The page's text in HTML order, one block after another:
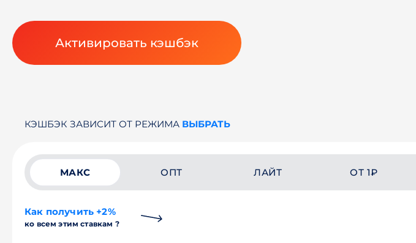
Активировать кэшбэк
КЭШБЭК ЗАВИСИТ ОТ РЕЖИМА ВЫБРАТЬ
МАКС ОПТ ЛАЙТ ОТ 1₽
Как получить +2%
ко всем этим ставкам ?